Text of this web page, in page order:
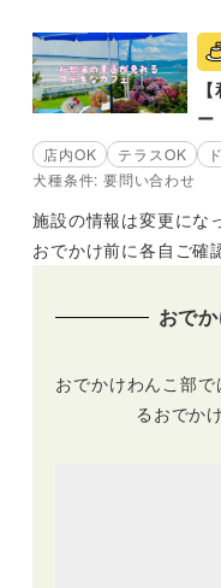
ー
店内OK テラスOK
犬種条件: 要問い合わせ
施設の情報は変更にな
おでかけ前に各自ご確
おで
おでかけわんこ部
るおでか